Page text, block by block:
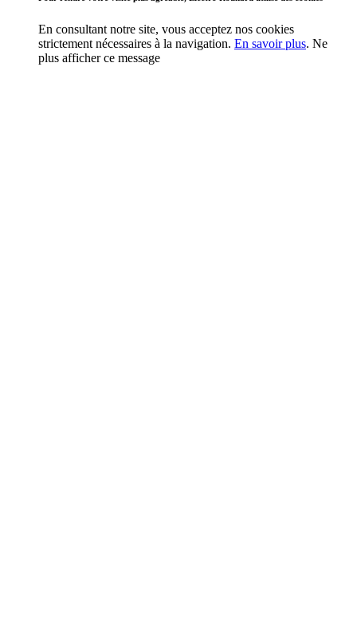
En consultant notre site, vous acceptez nos cookies
strictement nécessaires à la navigation. En savoir plus. Ne
plus afficher ce message